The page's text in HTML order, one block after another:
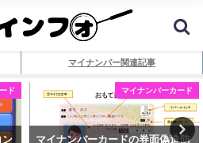
マイナンバー関連記事
ド
ン
マイナンバーカード
マイナンバーカードの券面偽造防